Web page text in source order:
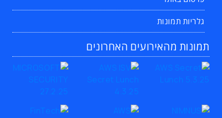
גלריות תמונות
תמונות מהאירועים האחרונים